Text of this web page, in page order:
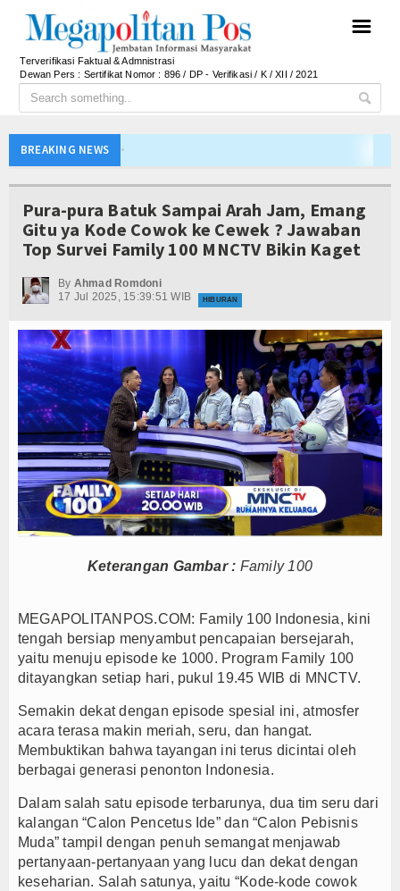
☰
Terverifikasi Faktual & Admnistrasi
Dewan Pers : Sertifikat Nomor : 896 / DP - Verifikasi / K / XII / 2021
BREAKING NEWS
Ateng Sutisna Satukan Ribuan Bobotoh, Nobar
SIAL Food & Drinks Indonesia 2026 Perkuat
Munjirin Panen Padi Ciherang di Cakung, Urban
Interupsi PDIP Warnai Paripurna APBD
Bupati Majalengka Beberkan Hasil Paripurna
APBD Majalengka 2026 Naik Jadi Rp 3,14 Triliun,
Persib Gagal Juara, Ateng Sutisna Ajak
Bupati Majalengka Ajak Ribuan Bobotoh Doakan
Ateng Sutisna Satukan Ribuan Bobotoh, Nobar
SIAL Food & Drinks Indonesia 2026 Perkuat
Kapolres Majalengka Ajak Bobotoh Junjung
PTPN I Ubah Aset Jadi Mesin Pertumbuhan,
Bupati Majalengka Beberkan Hasil Paripurna
APBD Majalengka 2026 Naik Jadi Rp 3,14 Triliun,
Persib Gagal Juara, Ateng Sutisna Ajak
Ateng Sutisna Satukan Ribuan Bobotoh, Nobar
SIAL Food & Drinks Indonesia 2026 Perkuat
Kapolres Majalengka Ajak Bobotoh Junjung
Munjirin Panen Padi Ciherang di Cakung, Urban
PTPN I Ubah Aset Jadi Mesin Pertumbuhan,
Interupsi PDIP Warnai Paripurna APBD
Bupati Majalengka Beberkan Hasil Paripurna
Pura-pura Batuk Sampai Arah Jam, Emang
Gitu ya Kode Cowok ke Cewek ? Jawaban
Top Survei Family 100 MNCTV Bikin Kaget
By Ahmad Romdoni
17 Jul 2025, 15:39:51 WIB
HIBURAN
Keterangan Gambar : Family 100
MEGAPOLITANPOS.COM: Family 100 Indonesia, kini
tengah bersiap menyambut pencapaian bersejarah,
yaitu menuju episode ke 1000. Program Family 100
ditayangkan setiap hari, pukul 19.45 WIB di MNCTV.
Semakin dekat dengan episode spesial ini, atmosfer
acara terasa makin meriah, seru, dan hangat.
Membuktikan bahwa tayangan ini terus dicintai oleh
berbagai generasi penonton Indonesia.
Dalam salah satu episode terbarunya, dua tim seru dari
kalangan “Calon Pencetus Ide” dan “Calon Pebisnis
Muda” tampil dengan penuh semangat menjawab
pertanyaan-pertanyaan yang lucu dan dekat dengan
keseharian. Salah satunya, yaitu “Kode-kode cowok